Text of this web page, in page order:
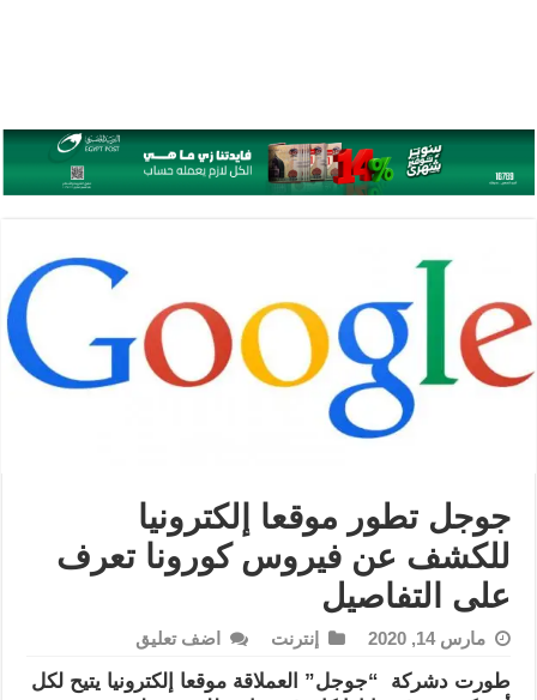
جوجل تطور موقعا إلكترونيا
للكشف عن فيروس كورونا تعرف
على التفاصيل
مارس 14, 2020 إنترنت اضف تعليق
طورت دشركة “جوجل” العملاقة موقعا إلكترونيا يتيح لكل